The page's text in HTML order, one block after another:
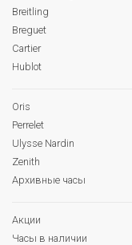
Breitling
Breguet
Cartier
Hublot
Oris
Perrelet
Ulysse Nardin
Zenith
Архивные часы
Акции
Часы в наличии